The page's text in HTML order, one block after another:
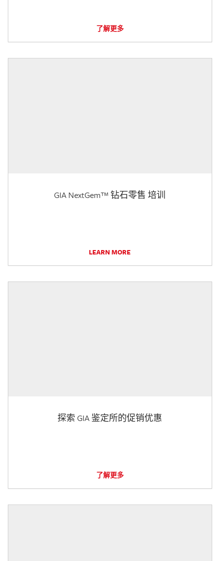
了解更多
GIA NextGem™ 钻石零售 培训
LEARN MORE
探索 GIA 鉴定所的促销优惠
了解更多